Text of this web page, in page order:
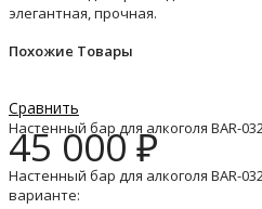
элегантная, прочная.
Похожие Товары
Сравнить
Настенный бар для алкоголя BAR-
45 000₽
Настенный бар для алкоголя BAR-
варианте: